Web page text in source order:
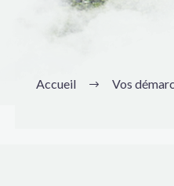
Accueil Vos